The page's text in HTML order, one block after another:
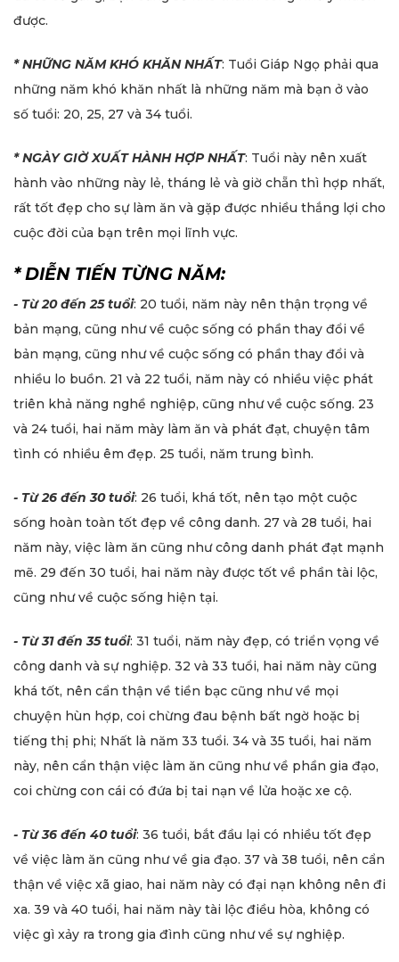
được.
* NHỮNG NĂM KHÓ KHĂN NHẤT: Tuổi Giáp Ngọ phải qua
những năm khó khăn nhất là những năm mà bạn ở vào
số tuổi: 20, 25, 27 và 34 tuổi.
* NGÀY GIỜ XUẤT HÀNH HỢP NHẤT: Tuổi này nên xuất
hành vào những này lẻ, tháng lẻ và giờ chẵn thì hợp nhất,
rất tốt đẹp cho sự làm ăn và gặp được nhiều thắng lợi cho
cuộc đời của bạn trên mọi lĩnh vực.
* DIỄN TIẾN TỪNG NĂM:
- Từ 20 đến 25 tuổi: 20 tuổi, năm này nên thận trọng về
bản mạng, cũng như về cuộc sống có phần thay đổi về
bản mạng, cũng như về cuộc sống có phần thay đổi và
nhiều lo buồn. 21 và 22 tuổi, năm này có nhiều việc phát
triên khả năng nghề nghiệp, cũng như về cuộc sống. 23
và 24 tuổi, hai năm mày làm ăn và phát đạt, chuyện tâm
tình có nhiều êm đẹp. 25 tuổi, năm trung bình.
- Từ 26 đến 30 tuổi: 26 tuổi, khá tốt, nên tạo một cuộc
sống hoàn toàn tốt đẹp về công danh. 27 và 28 tuổi, hai
năm này, việc làm ăn cũng như công danh phát đạt mạnh
mẽ. 29 đến 30 tuổi, hai năm này được tốt về phần tài lộc,
cũng như về cuộc sống hiện tại.
- Từ 31 đến 35 tuổi: 31 tuổi, năm này đẹp, có triển vọng về
công danh và sự nghiệp. 32 và 33 tuổi, hai năm này cũng
khá tốt, nên cẩn thận về tiền bạc cũng như về mọi
chuyện hùn hợp, coi chừng đau bệnh bất ngờ hoặc bị
tiếng thị phi; Nhất là năm 33 tuổi. 34 và 35 tuổi, hai năm
này, nên cẩn thận việc làm ăn cũng như về phần gia đạo,
coi chừng con cái có đứa bị tai nạn về lửa hoặc xe cộ.
- Từ 36 đến 40 tuổi: 36 tuổi, bắt đầu lại có nhiều tốt đẹp
về việc làm ăn cũng như về gia đạo. 37 và 38 tuổi, nên cẩn
thận về việc xã giao, hai năm này có đại nạn không nên đi
xa. 39 và 40 tuổi, hai năm này tài lộc điều hòa, không có
việc gì xảy ra trong gia đình cũng như về sự nghiệp.